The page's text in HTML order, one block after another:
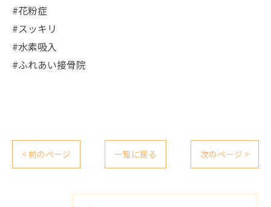
#花粉症
#スッキリ
#水素吸入
#ふれあい接骨院
< 前のページ 一覧に戻る 次のページ >